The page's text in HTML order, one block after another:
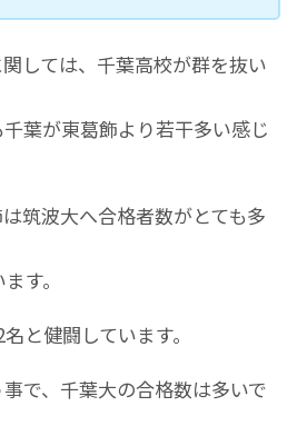
しては、千葉高校が群を抜い
葉が東葛飾より若干多い感じ
筑波大へ合格者数がとても多
す。
と健闘しています。
で、千葉大の合格数は多いで